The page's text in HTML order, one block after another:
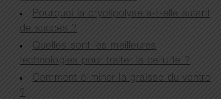
Pourquoi la cryolipolyse a-t-elle autant
de succès ?
Quelles sont les meilleures
technologies pour traiter la cellulite ?
Comment éliminer la graisse du ventre
?